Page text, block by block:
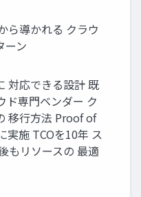
ら導かれる クラウ
ーン
対応できる設計 既
ド専門ベンダー ク
移行方法 Proof of
実施 TCOを10年 ス
もリソースの 最適